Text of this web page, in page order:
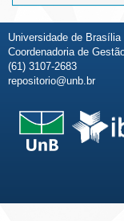
Universidade de
Coordenadoria de
(61) 3107-2683
repositorio@unb.br